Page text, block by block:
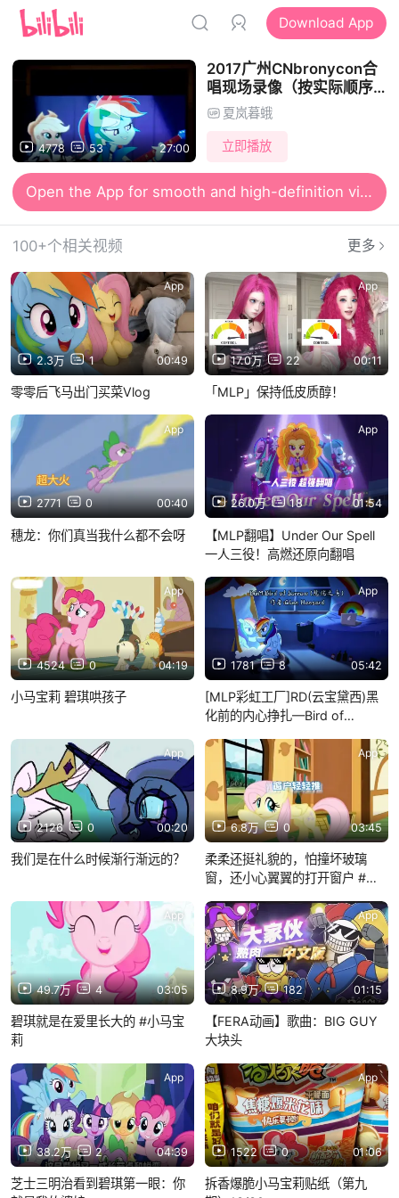
Download App
4778 53 27:00
2017广州CNbronycon合
唱现场录像（按实际顺序排
列）夏岚暮蛾
立即播放
Open the App for smooth and high-definition viewing
100+个相关视频 更多
2.3万 1 00:49
App
零零后飞马出门买菜Vlog
17.0万 22 00:11
App
「MLP」保持低皮质醇！
2771 0 00:40
App
穗龙：你们真当我什么都不会呀
26.0万 18 01:54
App
【MLP翻唱】Under Our Spell
一人三役！高燃还原向翻唱
4524 0 04:19
App
小马宝莉 碧琪哄孩子
1781 8 05:42
App
[MLP彩虹工厂]RD(云宝黛西)黑
化前的内心挣扎—Bird of
2126 0 00:20
App
我们是在什么时候渐行渐远的？
6.8万 0 03:45
App
柔柔还挺礼貌的，怕撞坏玻璃
窗，还小心翼翼的打开窗户 #小
49.7万 4 03:05
App
碧琪就是在爱里长大的 #小马宝
莉
8.9万 182 01:15
App
【FERA动画】歌曲：BIG GUY
大块头
38.2万 2 04:39
App
芝士三明治看到碧琪第一眼：你
1522 0 01:06
App
拆香爆脆小马宝莉贴纸（第九